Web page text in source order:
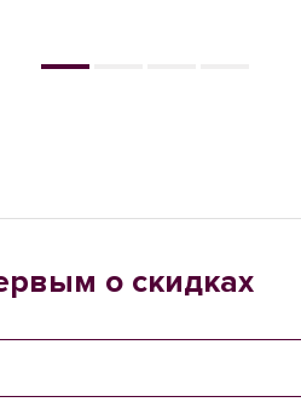
о скидках